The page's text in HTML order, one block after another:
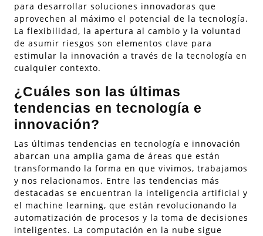
para desarrollar soluciones innovadoras que
aprovechen al máximo el potencial de la tecnología.
La flexibilidad, la apertura al cambio y la voluntad
de asumir riesgos son elementos clave para
estimular la innovación a través de la tecnología en
cualquier contexto.
¿Cuáles son las últimas
tendencias en tecnología e
innovación?
Las últimas tendencias en tecnología e innovación
abarcan una amplia gama de áreas que están
transformando la forma en que vivimos, trabajamos
y nos relacionamos. Entre las tendencias más
destacadas se encuentran la inteligencia artificial y
el machine learning, que están revolucionando la
automatización de procesos y la toma de decisiones
inteligentes. La computación en la nube sigue